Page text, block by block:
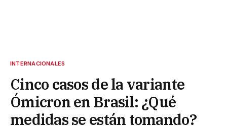
INTERNACIONALES
Cinco casos de la variante
Ómicron en Brasil: ¿Qué
medidas se están tomando?